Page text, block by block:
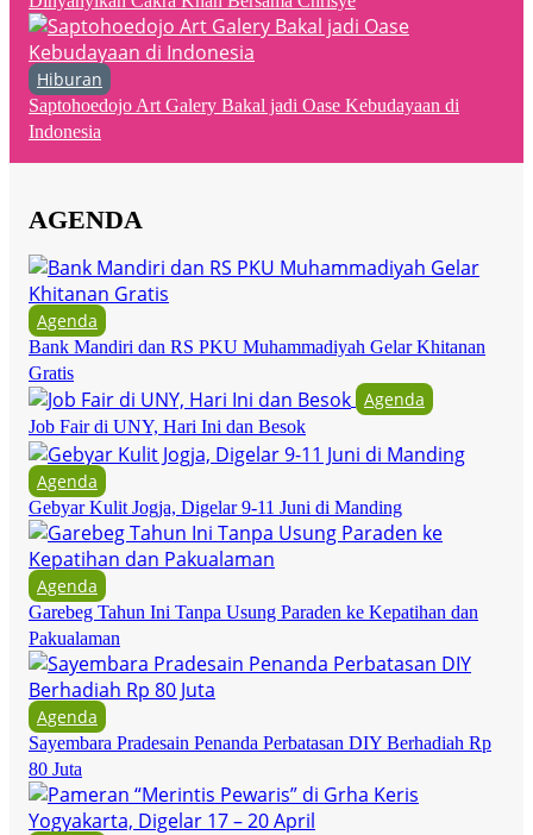
Hiburan
Saptohoedojo Art Galery Bakal jadi Oase Kebudayaan di
Indonesia
AGENDA
Agenda
Bank Mandiri dan RS PKU Muhammadiyah Gelar Khitanan
Gratis
Agenda
Job Fair di UNY, Hari Ini dan Besok
Agenda
Gebyar Kulit Jogja, Digelar 9-11 Juni di Manding
Agenda
Garebeg Tahun Ini Tanpa Usung Paraden ke Kepatihan dan
Pakualaman
Agenda
Sayembara Pradesain Penanda Perbatasan DIY Berhadiah Rp
80 Juta